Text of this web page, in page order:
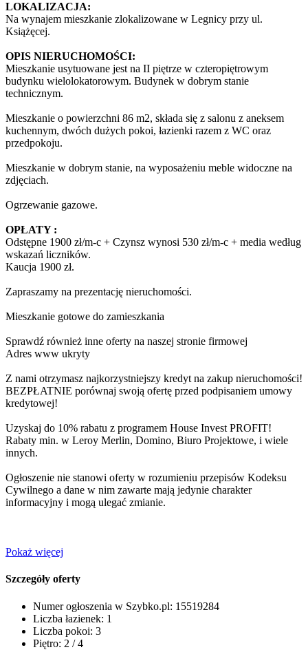
LOKALIZACJA:
Na wynajem mieszkanie zlokalizowane w Legnicy przy ul.
Książęcej.
OPIS NIERUCHOMOŚCI:
Mieszkanie usytuowane jest na II piętrze w czteropiętrowym
budynku wielolokatorowym. Budynek w dobrym stanie
technicznym.
Mieszkanie o powierzchni 86 m2, składa się z salonu z aneksem
kuchennym, dwóch dużych pokoi, łazienki razem z WC oraz
przedpokoju.
Mieszkanie w dobrym stanie, na wyposażeniu meble widoczne na
zdjęciach.
Ogrzewanie gazowe.
OPŁATY :
Odstępne 1900 zł/m-c + Czynsz wynosi 530 zł/m-c + media według
wskazań liczników.
Kaucja 1900 zł.
Zapraszamy na prezentację nieruchomości.
Mieszkanie gotowe do zamieszkania
Sprawdź również inne oferty na naszej stronie firmowej
Adres www ukryty
Z nami otrzymasz najkorzystniejszy kredyt na zakup nieruchomości!
BEZPŁATNIE porównaj swoją ofertę przed podpisaniem umowy
kredytowej!
Uzyskaj do 10% rabatu z programem House Invest PROFIT!
Rabaty min. w Leroy Merlin, Domino, Biuro Projektowe, i wiele
innych.
Ogłoszenie nie stanowi oferty w rozumieniu przepisów Kodeksu
Cywilnego a dane w nim zawarte mają jedynie charakter
informacyjny i mogą ulegać zmianie.
Pokaż więcej
Szczegóły oferty
Numer ogłoszenia w Szybko.pl: 15519284
Liczba łazienek: 1
Liczba pokoi: 3
Piętro: 2 / 4